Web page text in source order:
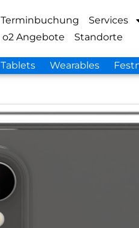
Terminbuchung Services
o2 Angebote Standorte
Tablets Wearables